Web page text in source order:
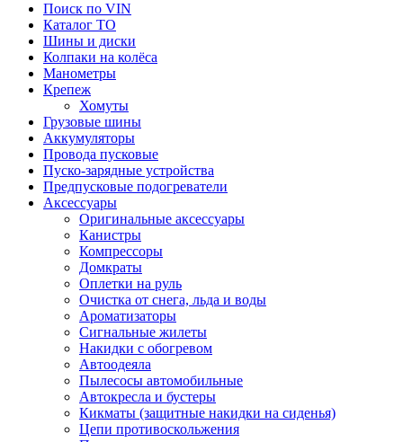
Поиск по VIN
Каталог ТО
Шины и диски
Колпаки на колёса
Манометры
Крепеж
Хомуты
Грузовые шины
Аккумуляторы
Провода пусковые
Пуско-зарядные устройства
Предпусковые подогреватели
Аксессуары
Оригинальные аксессуары
Канистры
Компрессоры
Домкраты
Оплетки на руль
Очистка от снега, льда и воды
Ароматизаторы
Сигнальные жилеты
Накидки с обогревом
Автоодеяла
Пылесосы автомобильные
Автокресла и бустеры
Кикматы (защитные накидки на сиденья)
Цепи противоскольжения